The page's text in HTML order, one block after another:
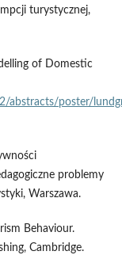
turystycznej,
of Domestic
abstracts/poster/
problemy
Warszawa.
Behaviour.
Cambridge.